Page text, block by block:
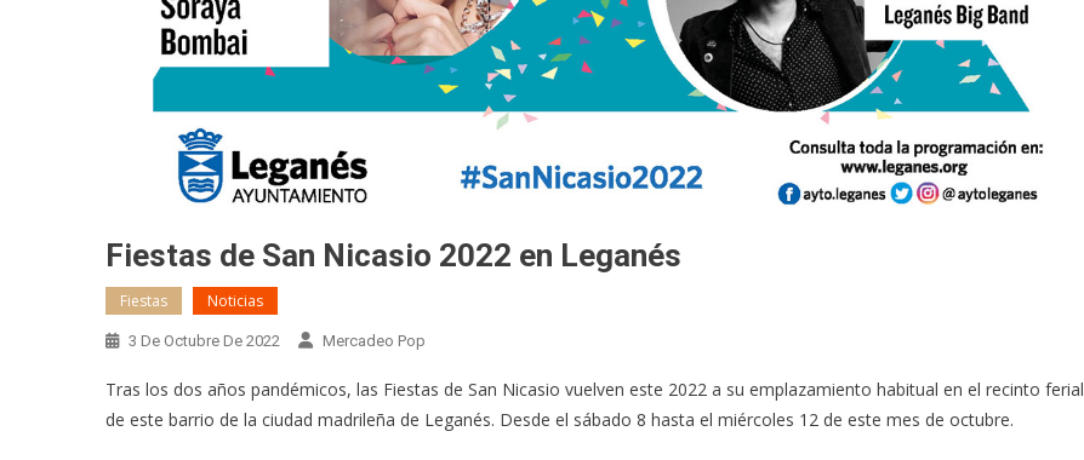
Fiestas de San Nicasio 2022 en Leganés
Fiestas Noticias
3 De Octubre De 2022 Mercadeo Pop
Tras los dos años pandémicos, las Fiestas de San Nicasio vuelven este 2022 a su emplazamiento habitual en el recinto ferial
de este barrio de la ciudad madrileña de Leganés. Desde el sábado 8 hasta el miércoles 12 de este mes de octubre.